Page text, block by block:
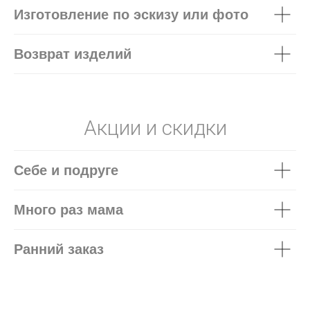
Изготовление по эскизу или фото
Возврат изделий
Акции и скидки
Себе и подруге
Много раз мама
Ранний заказ